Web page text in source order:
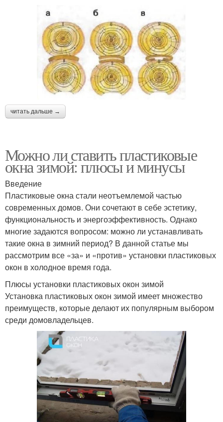
читать дальше →
Можно ли ставить пластиковые
окна зимой: плюсы и минусы
Введение
Пластиковые окна стали неотъемлемой частью
современных домов. Они сочетают в себе эстетику,
функциональность и энергоэффективность. Однако
многие задаются вопросом: можно ли устанавливать
такие окна в зимний период? В данной статье мы
рассмотрим все «за» и «против» установки пластиковых
окон в холодное время года.
Плюсы установки пластиковых окон зимой
Установка пластиковых окон зимой имеет множество
преимуществ, которые делают их популярным выбором
среди домовладельцев.